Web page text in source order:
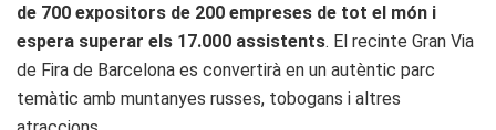
de 700 expositors de 200 empreses de tot el món i
espera superar els 17.000 assistents. El recinte Gran Via
de Fira de Barcelona es convertirà en un autèntic parc
temàtic amb muntanyes russes, tobogans i altres